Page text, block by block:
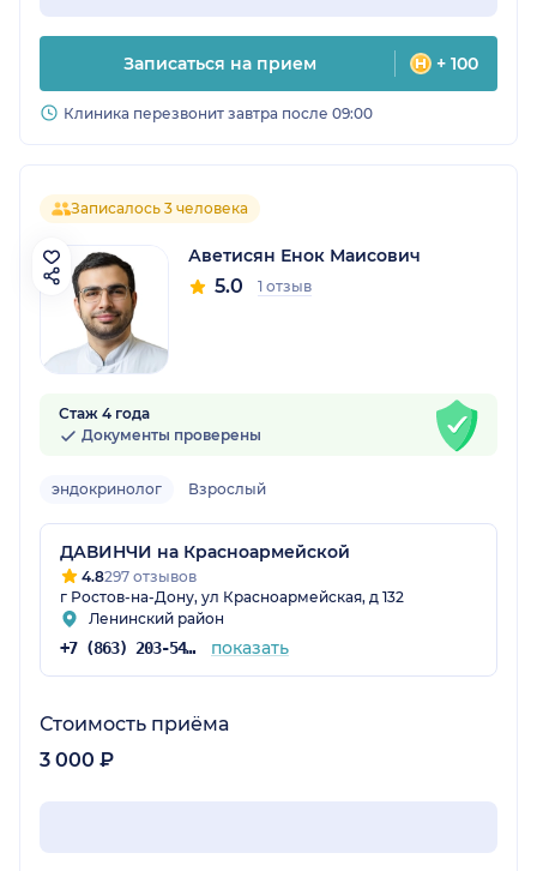
Записаться на прием + 100
Клиника перезвонит завтра после 09:00
Записалось 3 человека
Аветисян Енок Маисович
5.0 1 отзыв
Стаж 4 года
Документы проверены
эндокринолог Взрослый
ДАВИНЧИ на Красноармейской
4.8297 отзывов
г Ростов-на-Дону, ул Красноармейская, д 132
Ленинский район
+7 (863) 203-54-50 показать
Стоимость приёма
3 000 ₽